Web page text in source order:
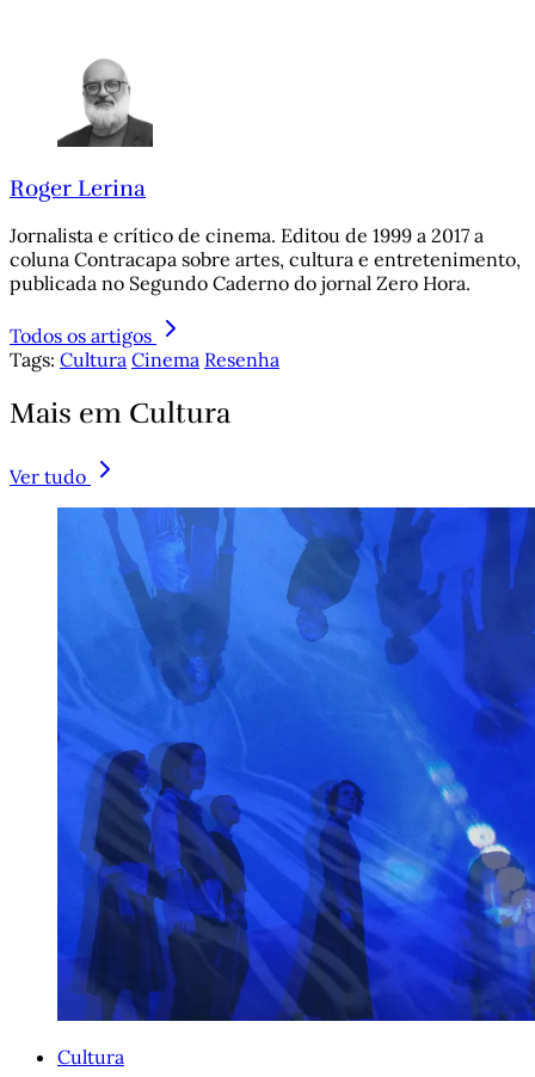
Roger Lerina
Jornalista e crítico de cinema. Editou de 1999 a 2017 a
coluna Contracapa sobre artes, cultura e entretenimento,
publicada no Segundo Caderno do jornal Zero Hora.
Todos os artigos
Tags: Cultura Cinema Resenha
Mais em Cultura
Ver tudo
Cultura